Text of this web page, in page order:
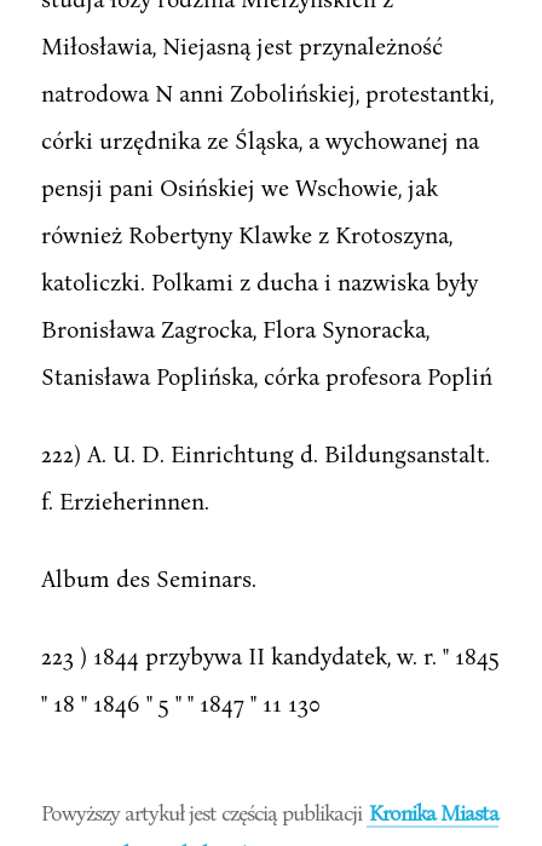
Miłosławia, Niejasną jest przynależność
natrodowa N anni Zobolińskiej, protestantki,
córki urzędnika ze Śląska, a wychowanej na
pensji pani Osińskiej we Wschowie, jak
również Robertyny Klawke z Krotoszyna,
katoliczki. Polkami z ducha i nazwiska były
Bronisława Zagrocka, Flora Synoracka,
Stanisława Poplińska, córka profesora Popliń
222) A. U. D. Einrichtung d. Bildungsanstalt.
f. Erzieherinnen.
Album des Seminars.
223 ) 1844 przybywa II kandydatek, w. r. " 1845
" 18 " 1846 " 5 " " 1847 " 11 130
Powyższy artykuł jest częścią publikacji Kronika Miasta